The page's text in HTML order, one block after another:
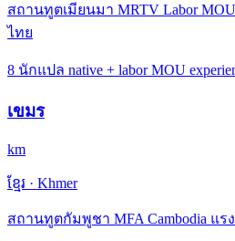
สถานทูตเมียนมา MRTV Labor
ไทย
8 นักแปล native + labor MOU
เขมร
km
ខ្មែរ · Khmer
สถานทูตกัมพูชา MFA Cambodia แร